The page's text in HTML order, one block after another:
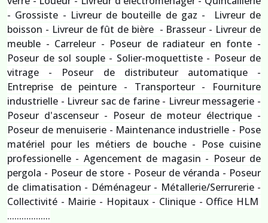
- Grossiste - Livreur de bouteille de gaz - Livreur de
boisson - Livreur de fût de bière - Brasseur - Livreur de
meuble - Carreleur - Poseur de radiateur en fonte -
Poseur de sol souple - Solier-moquettiste - Poseur de
vitrage - Poseur de distributeur automatique -
Entreprise de peinture - Transporteur - Fourniture
industrielle - Livreur sac de farine - Livreur messagerie -
Poseur d'ascenseur - Poseur de moteur électrique -
Poseur de menuiserie - Maintenance industrielle - Pose
matériel pour les métiers de bouche - Pose cuisine
professionelle - Agencement de magasin - Poseur de
pergola - Poseur de store - Poseur de véranda - Poseur
de climatisation - Déménageur - Métallerie/Serrurerie -
Collectivité - Mairie - Hopitaux - Clinique - Office HLM
..................